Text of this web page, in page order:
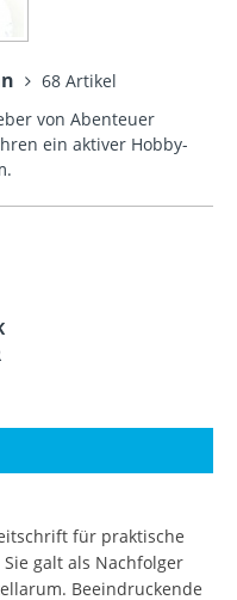
68 Artikel
von Abenteuer
ein aktiver Hobby-
für praktische
galt als Nachfolger
Beeindruckende